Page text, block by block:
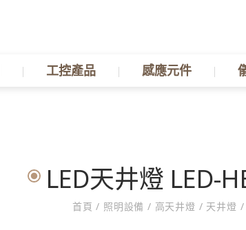
工控產品 感應元件
LED天井燈 LED-
首頁/ 照明設備/ 高天井燈 / 天井燈 /